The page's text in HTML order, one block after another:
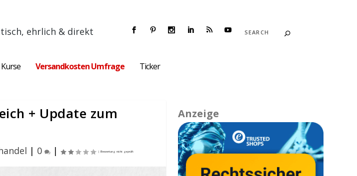
ehrlich & direkt
Kurse Versandkosten Umfrage Ticker
+ Update zum
| 0 |
Anzeige